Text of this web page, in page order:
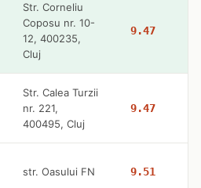
Str. Corneliu
Coposu nr. 10-
12, 400235,
Cluj
9.47
Str. Calea Turzii
nr. 221,
400495, Cluj
9.47
str. Oasului FN 9.51